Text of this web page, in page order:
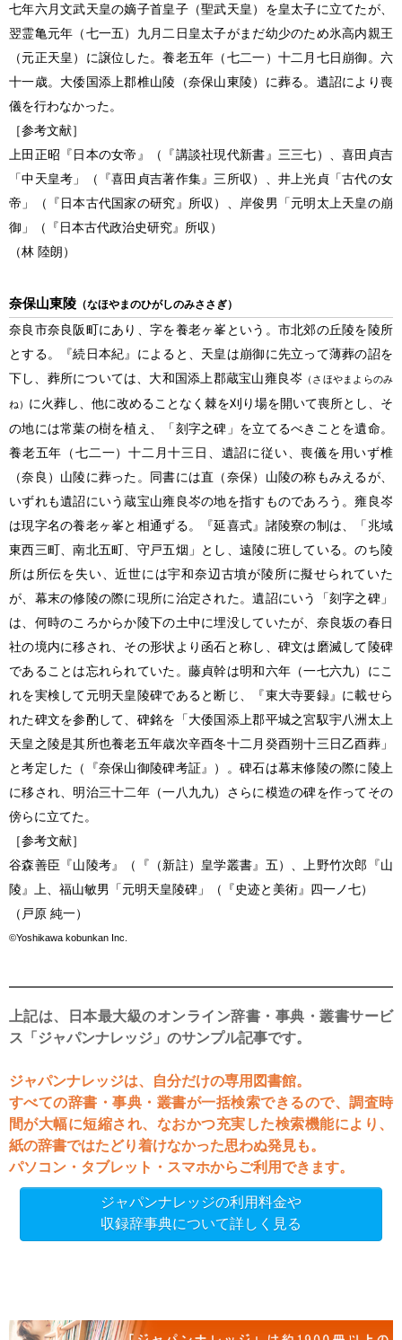
七年六月文武天皇の嫡子首皇子（聖武天皇）を皇太子に立てたが、
翌霊亀元年（七一五）九月二日皇太子がまだ幼少のため氷高内親王
（元正天皇）に譲位した。養老五年（七二一）十二月七日崩御。六
十一歳。大倭国添上郡椎山陵（奈保山東陵）に葬る。遺詔により喪
儀を行わなかった。
［参考文献］
上田正昭『日本の女帝』（『講談社現代新書』三三七）、喜田貞吉
「中天皇考」（『喜田貞吉著作集』三所収）、井上光貞「古代の女
帝」（『日本古代国家の研究』所収）、岸俊男「元明太上天皇の崩
御」（『日本古代政治史研究』所収）
（林 陸朗）
奈保山東陵 （なほやまのひがしのみささぎ）
奈良市奈良阪町にあり、字を養老ヶ峯という。市北郊の丘陵を陵所
とする。『続日本紀』によると、天皇は崩御に先立って薄葬の詔を
下し、葬所については、大和国添上郡蔵宝山雍良岑 （さほやまよらのみ
ね） に火葬し、他に改めることなく棘を刈り場を開いて喪所とし、そ
の地には常葉の樹を植え、「刻字之碑」を立てるべきことを遺命。
養老五年（七二一）十二月十三日、遺詔に従い、喪儀を用いず椎
（奈良）山陵に葬った。同書には直（奈保）山陵の称もみえるが、
いずれも遺詔にいう蔵宝山雍良岑の地を指すものであろう。雍良岑
は現字名の養老ヶ峯と相通ずる。『延喜式』諸陵寮の制は、「兆域
東西三町、南北五町、守戸五烟」とし、遠陵に班している。のち陵
所は所伝を失い、近世には宇和奈辺古墳が陵所に擬せられていた
が、幕末の修陵の際に現所に治定された。遺詔にいう「刻字之碑」
は、何時のころからか陵下の土中に埋没していたが、奈良坂の春日
社の境内に移され、その形状より函石と称し、碑文は磨滅して陵碑
であることは忘れられていた。藤貞幹は明和六年（一七六九）にこ
れを実検して元明天皇陵碑であると断じ、『東大寺要録』に載せら
れた碑文を参酌して、碑銘を「大倭国添上郡平城之宮馭宇八洲太上
天皇之陵是其所也養老五年歳次辛酉冬十二月癸酉朔十三日乙酉葬」
と考定した（『奈保山御陵碑考証』）。碑石は幕末修陵の際に陵上
に移され、明治三十二年（一八九九）さらに模造の碑を作ってその
傍らに立てた。
［参考文献］
谷森善臣『山陵考』（『（新註）皇学叢書』五）、上野竹次郎『山
陵』上、福山敏男「元明天皇陵碑」（『史迹と美術』四一ノ七）
（戸原 純一）
©Yoshikawa kobunkan Inc.
上記は、日本最大級のオンライン辞書・事典・叢書サービ
ス「ジャパンナレッジ」のサンプル記事です。
ジャパンナレッジは、自分だけの専用図書館。
すべての辞書・事典・叢書が一括検索できるので、調査時
間が大幅に短縮され、なおかつ充実した検索機能により、
紙の辞書ではたどり着けなかった思わぬ発見も。
パソコン・タブレット・スマホからご利用できます。
ジャパンナレッジの利用料金や
収録辞事典について詳しく見る